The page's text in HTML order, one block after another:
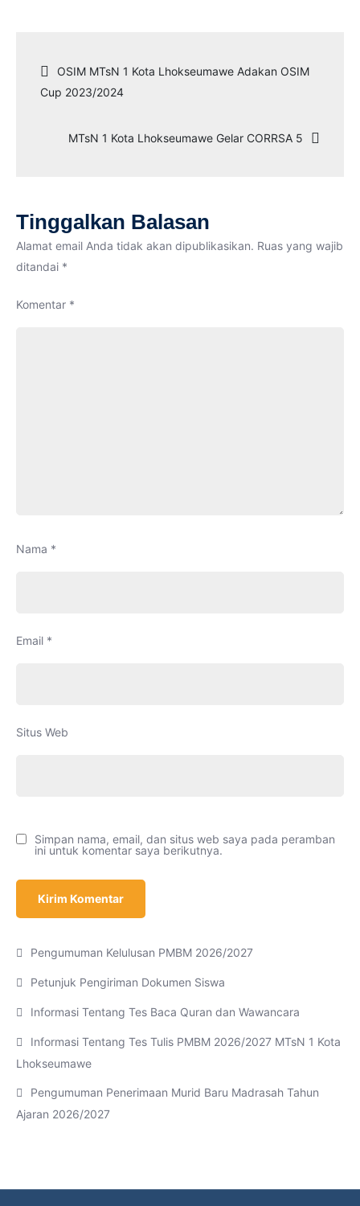
FEST
Navigasi
OSIM MTsN 1 Kota Lhokseumawe Adakan OSIM
Cup 2023/2024
MTsN 1 Kota Lhokseumawe Gelar CORRSA 5
Tinggalkan Balasan
Alamat email Anda tidak akan dipublikasikan. Ruas yang wajib
ditandai *
Komentar *
Nama *
Email *
Situs Web
Simpan nama, email, dan situs web saya pada peramban
ini untuk komentar saya berikutnya.
Pengumuman Kelulusan PMBM 2026/2027
Petunjuk Pengiriman Dokumen Siswa
Informasi Tentang Tes Baca Quran dan Wawancara
Informasi Tentang Tes Tulis PMBM 2026/2027 MTsN 1 Kota
Lhokseumawe
Pengumuman Penerimaan Murid Baru Madrasah Tahun
Ajaran 2026/2027